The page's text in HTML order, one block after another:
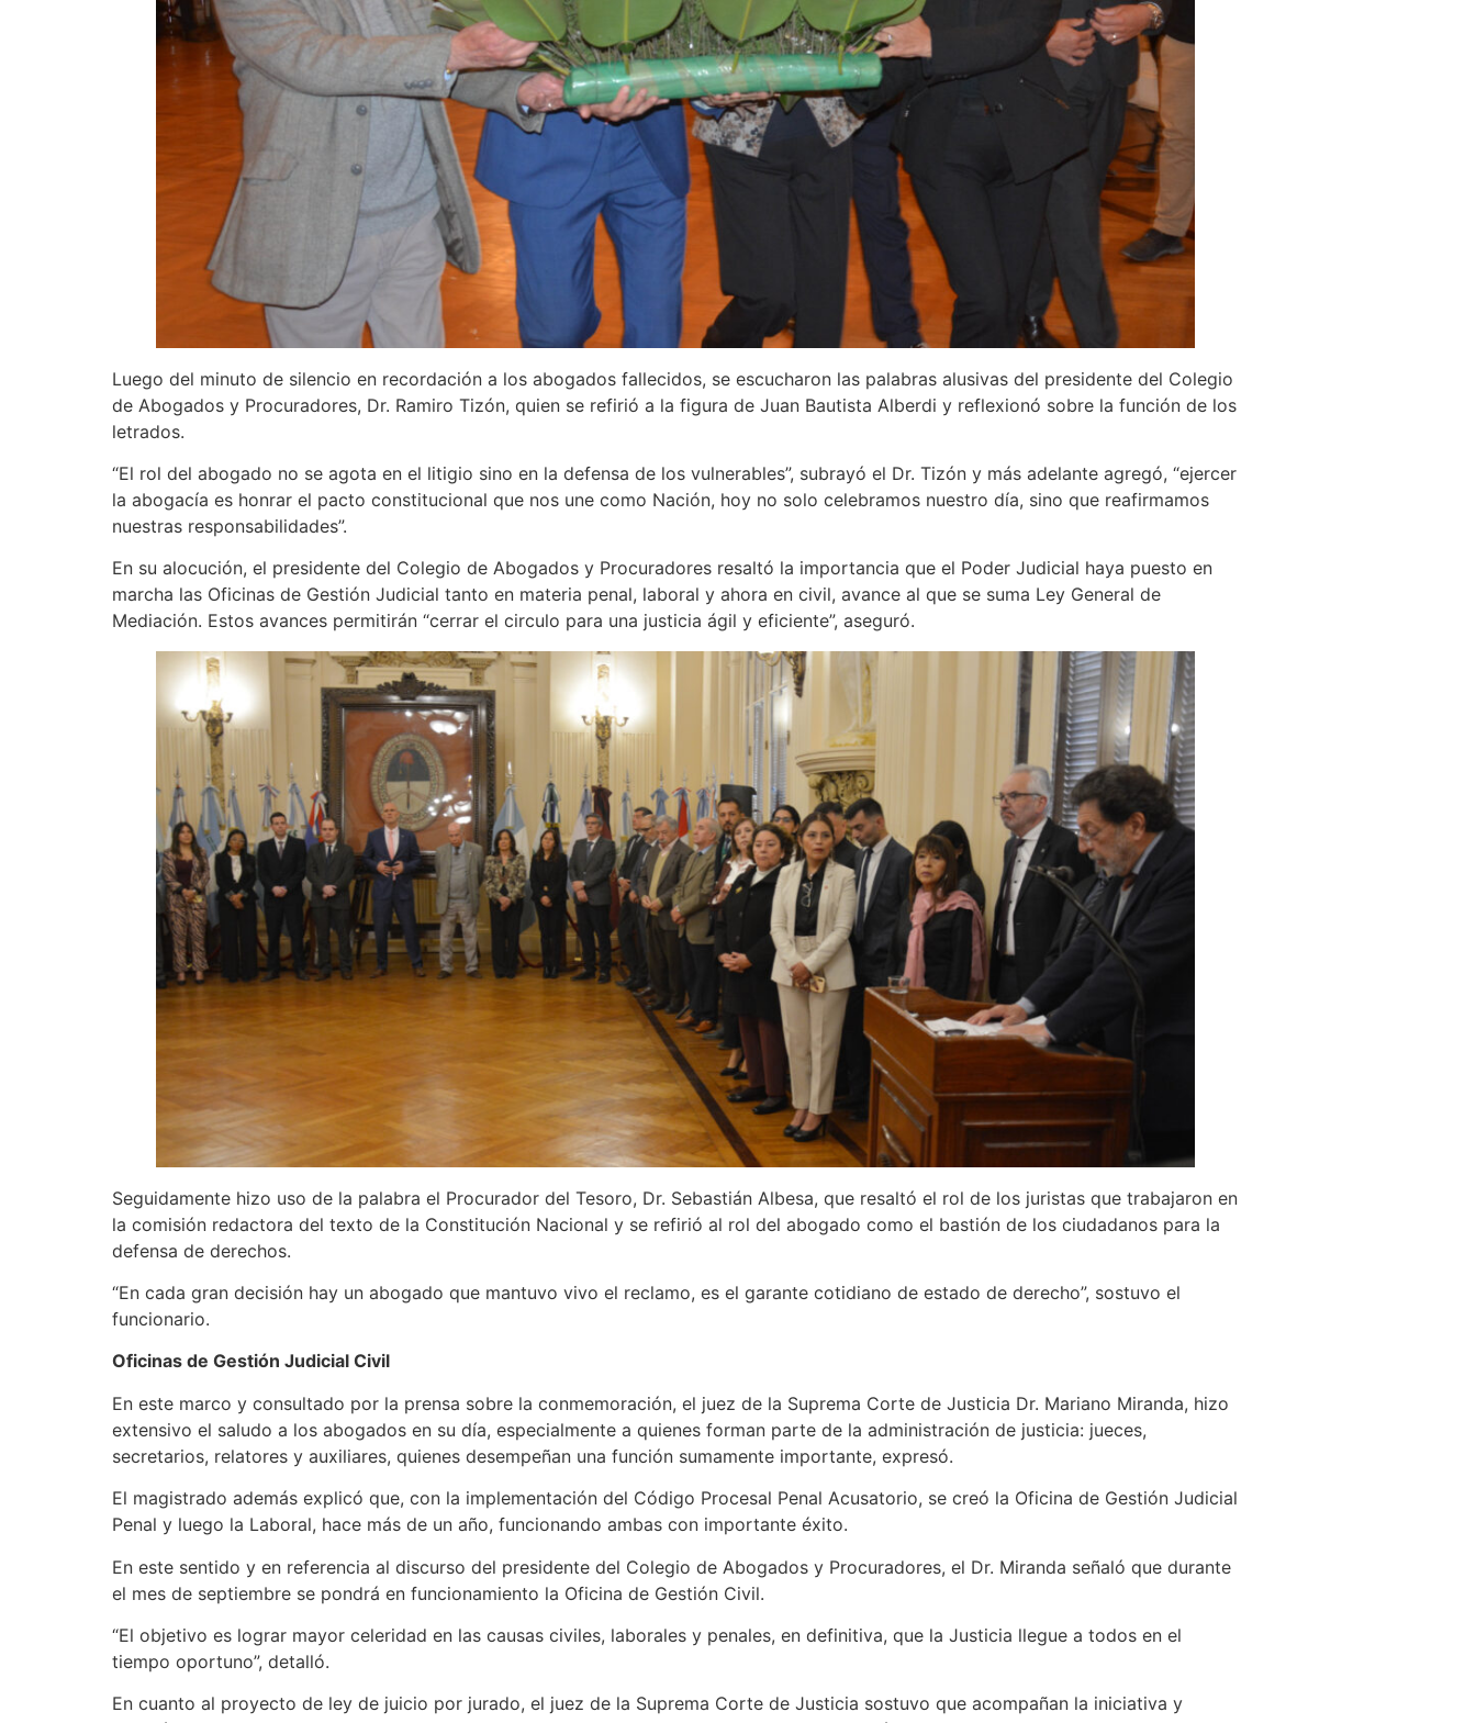
Luego del minuto de silencio en recordación a los abogados fallecidos, se escucharon las palabras alusivas del presidente del Colegio
de Abogados y Procuradores, Dr. Ramiro Tizón, quien se refirió a la figura de Juan Bautista Alberdi y reflexionó sobre la función de los
letrados.
“El rol del abogado no se agota en el litigio sino en la defensa de los vulnerables”, subrayó el Dr. Tizón y más adelante agregó, “ejercer
la abogacía es honrar el pacto constitucional que nos une como Nación, hoy no solo celebramos nuestro día, sino que reafirmamos
nuestras responsabilidades”.
En su alocución, el presidente del Colegio de Abogados y Procuradores resaltó la importancia que el Poder Judicial haya puesto en
marcha las Oficinas de Gestión Judicial tanto en materia penal, laboral y ahora en civil, avance al que se suma Ley General de
Mediación. Estos avances permitirán “cerrar el circulo para una justicia ágil y eficiente”, aseguró.
Seguidamente hizo uso de la palabra el Procurador del Tesoro, Dr. Sebastián Albesa, que resaltó el rol de los juristas que trabajaron en
la comisión redactora del texto de la Constitución Nacional y se refirió al rol del abogado como el bastión de los ciudadanos para la
defensa de derechos.
“En cada gran decisión hay un abogado que mantuvo vivo el reclamo, es el garante cotidiano de estado de derecho”, sostuvo el
funcionario.
Oficinas de Gestión Judicial Civil
En este marco y consultado por la prensa sobre la conmemoración, el juez de la Suprema Corte de Justicia Dr. Mariano Miranda, hizo
extensivo el saludo a los abogados en su día, especialmente a quienes forman parte de la administración de justicia: jueces,
secretarios, relatores y auxiliares, quienes desempeñan una función sumamente importante, expresó.
El magistrado además explicó que, con la implementación del Código Procesal Penal Acusatorio, se creó la Oficina de Gestión Judicial
Penal y luego la Laboral, hace más de un año, funcionando ambas con importante éxito.
En este sentido y en referencia al discurso del presidente del Colegio de Abogados y Procuradores, el Dr. Miranda señaló que durante
el mes de septiembre se pondrá en funcionamiento la Oficina de Gestión Civil.
“El objetivo es lograr mayor celeridad en las causas civiles, laborales y penales, en definitiva, que la Justicia llegue a todos en el
tiempo oportuno”, detalló.
En cuanto al proyecto de ley de juicio por jurado, el juez de la Suprema Corte de Justicia sostuvo que acompañan la iniciativa y